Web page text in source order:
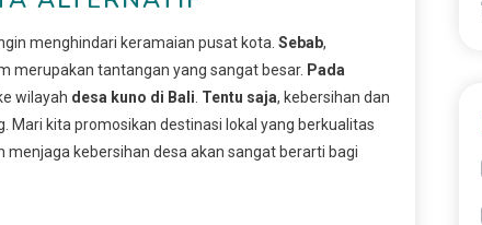
menghindari keramaian pusat kota. Sebab,
merupakan tantangan yang sangat besar. Pada
wilayah desa kuno di Bali Tentu saja, kebersihan dan
Mari kita promosikan destinasi lokal yang berkualitas
kebersihan desa akan sangat berarti bagi